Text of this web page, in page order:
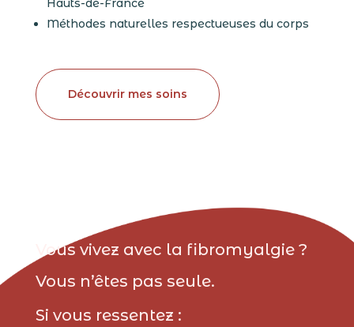
Méthodes naturelles respectueuses du corps
Découvrir mes soins
Vous vivez avec la fibromyalgie ?
Vous n’êtes pas seule.
Si vous ressentez :